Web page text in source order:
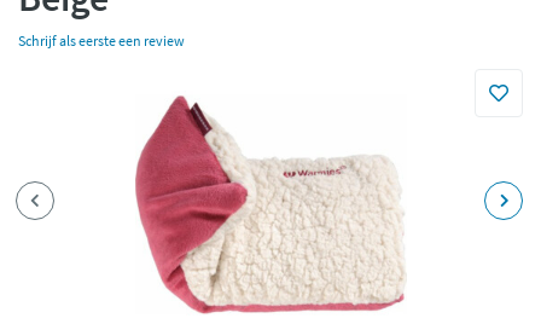
Schrijf als eerste een review